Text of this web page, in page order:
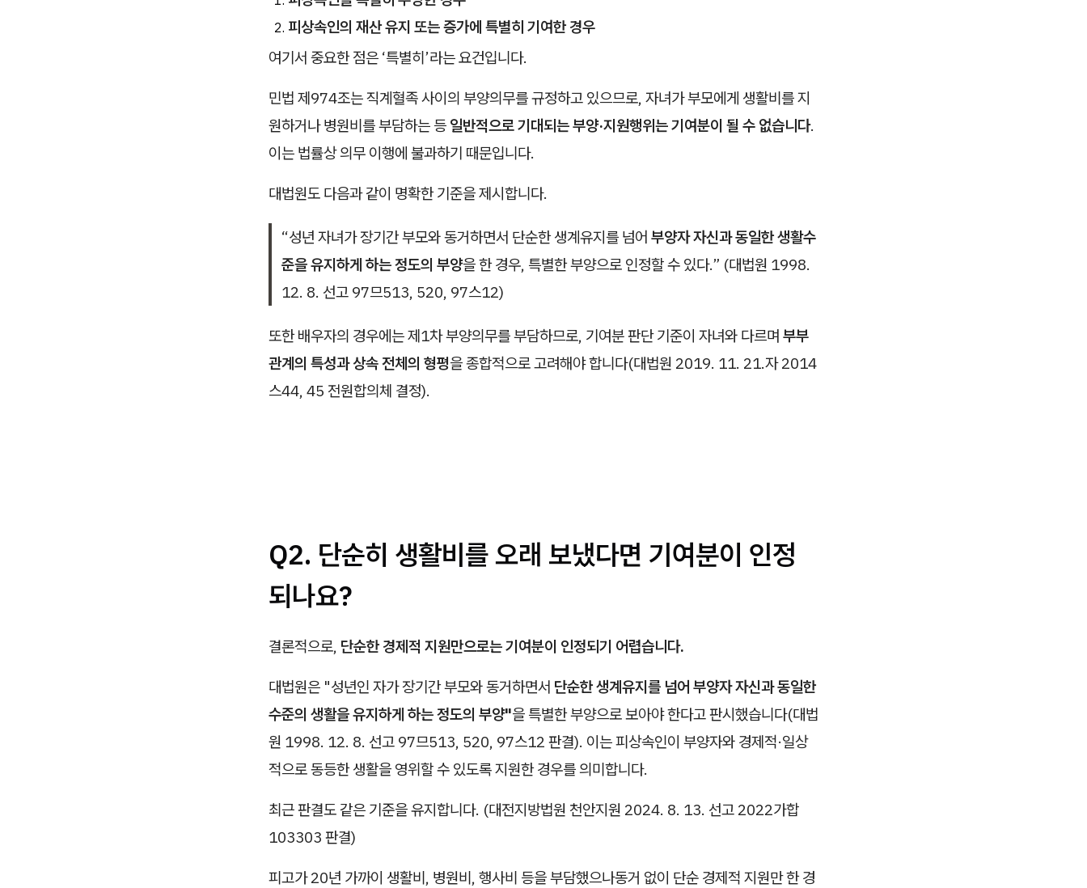
피상속인의 재산 유지 또는 증가에 특별히 기여한 경우
여기서 중요한 점은 ‘특별히’라는 요건입니다.
민법 제974조는 직계혈족 사이의 부양의무를 규정하고 있으므로, 자녀가 부모에게 생활비를 지
원하거나 병원비를 부담하는 등 일반적으로 기대되는 부양·지원행위는 기여분이 될 수 없습니다.
이는 법률상 의무 이행에 불과하기 때문입니다.
대법원도 다음과 같이 명확한 기준을 제시합니다.
“성년 자녀가 장기간 부모와 동거하면서 단순한 생계유지를 넘어 부양자 자신과 동일한 생활수
준을 유지하게 하는 정도의 부양을 한 경우, 특별한 부양으로 인정할 수 있다.” (대법원 1998.
12. 8. 선고 97므513, 520, 97스12)
또한 배우자의 경우에는 제1차 부양의무를 부담하므로, 기여분 판단 기준이 자녀와 다르며 부부
관계의 특성과 상속 전체의 형평을 종합적으로 고려해야 합니다(대법원 2019. 11. 21.자 2014
스44, 45 전원합의체 결정).
Q2. 단순히 생활비를 오래 보냈다면 기여분이 인정
되나요?
결론적으로, 단순한 경제적 지원만으로는 기여분이 인정되기 어렵습니다.
대법원은 "성년인 자가 장기간 부모와 동거하면서 단순한 생계유지를 넘어 부양자 자신과 동일한
수준의 생활을 유지하게 하는 정도의 부양"을 특별한 부양으로 보아야 한다고 판시했습니다(대법
원 1998. 12. 8. 선고 97므513, 520, 97스12 판결). 이는 피상속인이 부양자와 경제적·일상
적으로 동등한 생활을 영위할 수 있도록 지원한 경우를 의미합니다.
최근 판결도 같은 기준을 유지합니다. (대전지방법원 천안지원 2024. 8. 13. 선고 2022가합
103303 판결)
피고가 20년 가까이 생활비, 병원비, 행사비 등을 부담했으나동거 없이 단순 경제적 지원만 한 경